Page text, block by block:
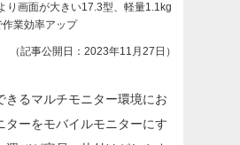
り画面が大きい17.3型、軽量1.1kg
業効率アップ
（記事公開日：2023年11月27日）
きるマルチモニター環境にお
ターをモバイルモニターにす